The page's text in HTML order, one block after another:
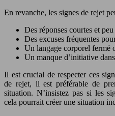
En revanche, les signes de rejet
Des réponses courtes et peu
Des excuses fréquentes
Un langage corporel fermé
Un manque d’initiative
Il est crucial de respecter ces
de rejet, il est préférable de
situation. N’insistez pas si les
cela pourrait créer une situation